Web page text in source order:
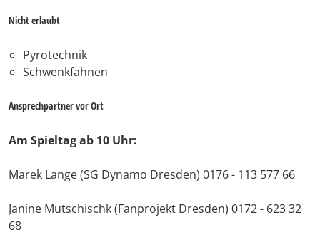
Nicht erlaubt
Pyrotechnik
Schwenkfahnen
Ansprechpartner vor Ort
Am Spieltag ab 10 Uhr:
Marek Lange (SG Dynamo Dresden) 0176 - 113 577 66
Janine Mutschischk (Fanprojekt Dresden) 0172 - 623 32
68